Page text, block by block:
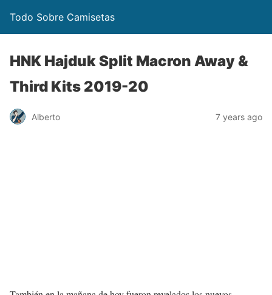
Todo Sobre Camisetas
HNK Hajduk Split Macron Away &
Third Kits 2019-20
Alberto 7 years ago